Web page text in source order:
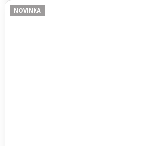
NOVINKA